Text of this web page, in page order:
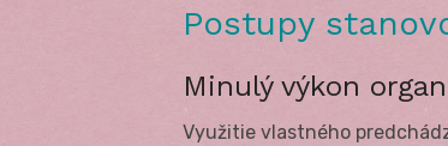
Postupy
Minulý výkon
Využitie vlastného